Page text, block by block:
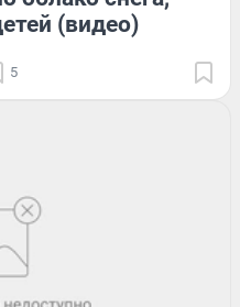
(видео)
5